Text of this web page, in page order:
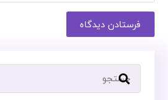
فرستادن دیدگاه